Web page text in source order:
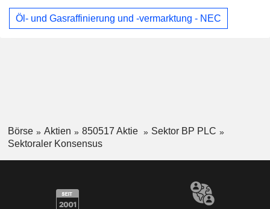
Öl- und Gasraffinierung und -vermarktung - NEC
Börse Aktien 850517 Aktie
Sektor BP PLC
Sektoraler Konsensus